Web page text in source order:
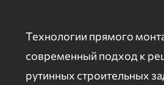
Технологии прямого
современный подход к
рутинных строительных